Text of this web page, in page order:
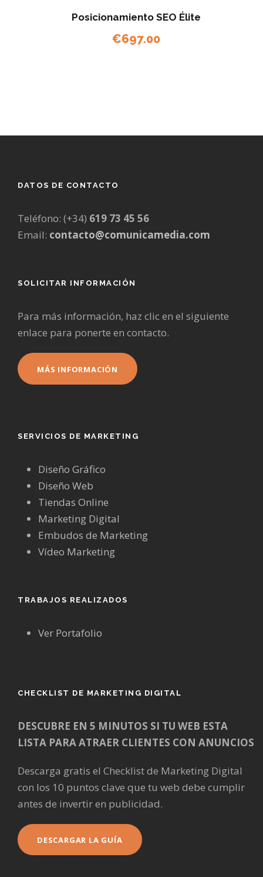
Posicionamiento SEO Élite
€697.00
DATOS DE CONTACTO
Teléfono: (+34) 619 73 45 56
Email: contacto@comunicamedia.com
SOLICITAR INFORMACIÓN
Para más información, haz clic en el siguiente
enlace para ponerte en contacto.
MÁS INFORMACIÓN
SERVICIOS DE MARKETING
Diseño Gráfico
Diseño Web
Tiendas Online
Marketing Digital
Embudos de Marketing
Vídeo Marketing
TRABAJOS REALIZADOS
Ver Portafolio
CHECKLIST DE MARKETING DIGITAL
DESCUBRE EN 5 MINUTOS SI TU WEB ESTA
LISTA PARA ATRAER CLIENTES CON ANUNCIOS
Descarga gratis el Checklist de Marketing Digital
con los 10 puntos clave que tu web debe cumplir
antes de invertir en publicidad.
DESCARGAR LA GUÍA